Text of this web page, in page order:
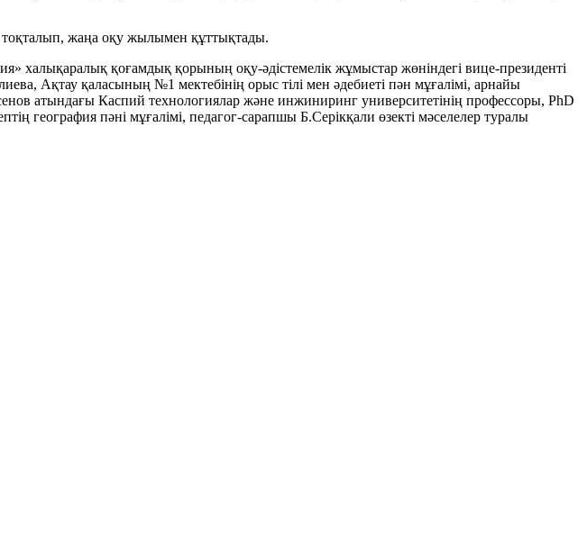
тоқталып, жаңа оқу жылымен құттықтады.
халықаралық қоғамдық қорының оқу-әдістемелік жұмыстар жөніндегі вице-президенті
Ақтау қаласының №1 мектебінің орыс тілі мен әдебиеті пән мұғалімі, арнайы
атындағы Каспий технологиялар және инжиниринг университетінің профессоры, PhD
пәні мұғалімі, педагог-сарапшы Б.Серікқали өзекті мәселелер туралы